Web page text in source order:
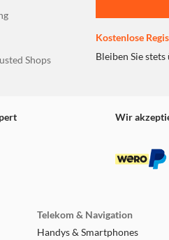
Shops
Kostenlose
Bleiben Sie
Wir
Telekom & Navigation
Handys & Smartphones